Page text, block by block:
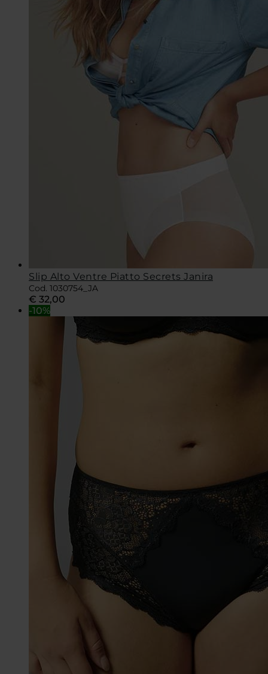
Slip Alto Ventre Piatto Secrets Janira
Cod. 1030754_JA
€ 32,00
-10%